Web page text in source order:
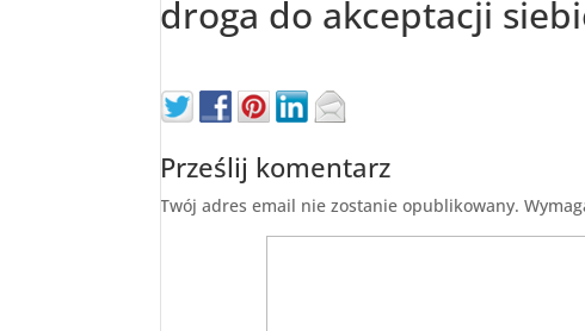
droga do akceptacji
Prześlij komentarz
Twój adres email nie zostanie opublikowany.